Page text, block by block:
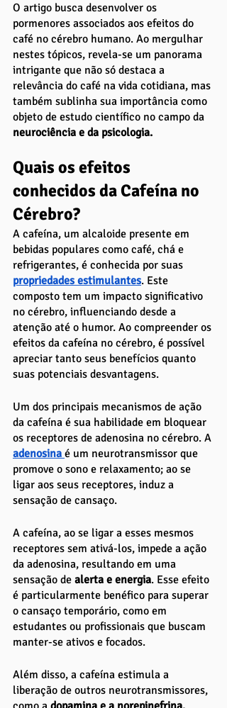
O artigo busca desenvolver os
pormenores associados aos efeitos do
café no cérebro humano. Ao mergulhar
nestes tópicos, revela-se um panorama
intrigante que não só destaca a
relevância do café na vida cotidiana, mas
também sublinha sua importância como
objeto de estudo científico no campo da
neurociência e da psicologia.
Quais os efeitos
conhecidos da Cafeína no
Cérebro?
A cafeína, um alcaloide presente em
bebidas populares como café, chá e
refrigerantes, é conhecida por suas
propriedades estimulantes. Este
composto tem um impacto significativo
no cérebro, influenciando desde a
atenção até o humor. Ao compreender os
efeitos da cafeína no cérebro, é possível
apreciar tanto seus benefícios quanto
suas potenciais desvantagens.
Um dos principais mecanismos de ação
da cafeína é sua habilidade em bloquear
os receptores de adenosina no cérebro. A
adenosina é um neurotransmissor que
promove o sono e relaxamento; ao se
ligar aos seus receptores, induz a
sensação de cansaço.
A cafeína, ao se ligar a esses mesmos
receptores sem ativá-los, impede a ação
da adenosina, resultando em uma
sensação de alerta e energia. Esse efeito
é particularmente benéfico para superar
o cansaço temporário, como em
estudantes ou profissionais que buscam
manter-se ativos e focados.
Além disso, a cafeína estimula a
liberação de outros neurotransmissores,